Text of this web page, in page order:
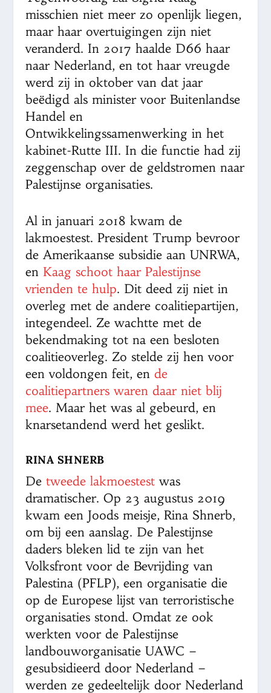
misschien niet meer zo openlijk liegen,
maar haar overtuigingen zijn niet
veranderd. In 2017 haalde D66 haar
naar Nederland, en tot haar vreugde
werd zij in oktober van dat jaar
beëdigd als minister voor Buitenlandse
Handel en
Ontwikkelingssamenwerking in het
kabinet-Rutte III. In die functie had zij
zeggenschap over de geldstromen naar
Palestijnse organisaties.
Al in januari 2018 kwam de
lakmoestest. President Trump bevroor
de Amerikaanse subsidie aan UNRWA,
en Kaag schoot haar Palestijnse
vrienden te hulp. Dit deed zij niet in
overleg met de andere coalitiepartijen,
integendeel. Ze wachtte met de
bekendmaking tot na een besloten
coalitieoverleg. Zo stelde zij hen voor
een voldongen feit, ende
coalitiepartners waren daar niet blij
mee. Maar het was al gebeurd, en
knarsetandend werd het geslikt.
RINA SHNERB
Detweede lakmoestest was
dramatischer. Op 23 augustus 2019
kwam een Joods meisje, Rina Shnerb,
om bij een aanslag. De Palestijnse
daders bleken lid te zijn van het
Volksfront voor de Bevrijding van
Palestina (PFLP), een organisatie die
op de Europese lijst van terroristische
organisaties stond. Omdat ze ook
werkten voor de Palestijnse
landbouworganisatie UAWC –
gesubsidieerd door Nederland –
werden ze gedeeltelijk door Nederland